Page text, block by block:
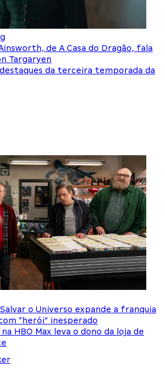
de A Casa do Dragão, fala
Targaryen
da terceira temporada da
o Universo expande a franquia
“herói” inesperado
HBO Max leva o dono da loja de